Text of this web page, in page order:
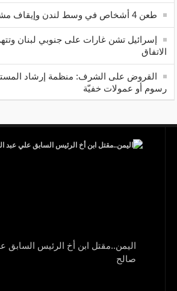
طعن 4 أشخاص في وسط لندن وإيقاف مشتبه بها
إسرائيل تشن غارات على جنوبي لبنان
الاتفاق
القروض على الشرف: منظمة إرشاد
رسوم أو عمولات خفيّة
اليمن..مقتل ابن أخ الرئيس السابق
صالح